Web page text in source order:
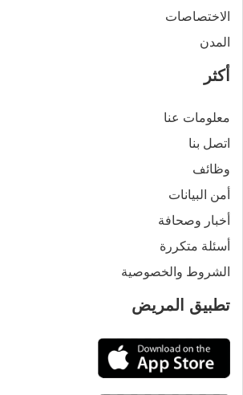
الاختصاصات
المدن
أكثر
معلومات عنا
اتصل بنا
وظائف
أمن البيانات
أخبار وصحافة
أسئلة متكررة
الشروط والخصوصية
تطبيق المريض